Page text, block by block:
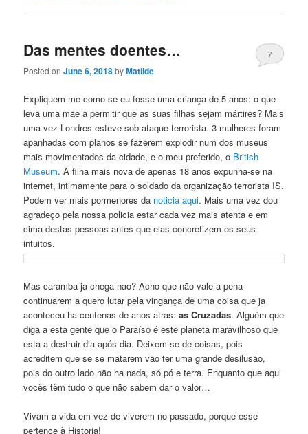
Das mentes doentes…
Posted onJune 6, 2018byMatilde
7
Expliquem-me como se eu fosse uma criança de 5 anos: o que
leva uma mãe a permitir que as suas filhas sejam mártires? Mais
uma vez Londres esteve sob ataque terrorista. 3 mulheres foram
apanhadas com planos se fazerem explodir num dos museus
mais movimentados da cidade, e o meu preferido, o British
Museum. A filha mais nova de apenas 18 anos expunha-se na
internet, intimamente para o soldado da organização terrorista IS.
Podem ver mais pormenores da noticia aqui. Mais uma vez dou
agradeço pela nossa policia estar cada vez mais atenta e em
cima destas pessoas antes que elas concretizem os seus
intuitos.
Mas caramba ja chega nao? Acho que não vale a pena
continuarem a quero lutar pela vingança de uma coisa que ja
aconteceu ha centenas de anos atras:as Cruzadas. Alguém que
diga a esta gente que o Paraíso é este planeta maravilhoso que
esta a destruir dia após dia. Deixem-se de coisas, pois
acreditem que se se matarem vão ter uma grande desilusão,
pois do outro lado não ha nada, só pó e terra. Enquanto que aqui
vocês têm tudo o que não sabem dar o valor…
Vivam a vida em vez de viverem no passado, porque esse
pertence à Historia!